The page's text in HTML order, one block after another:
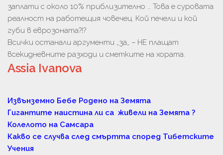
заплати с около 10% приблизително … Това е суровата
реалност на работещия човечец. Кой печели и кой
губи в еврозоната?!?
Всички останали аргументи „за„ – НЕ плащат
всекидневните разходи и сметките на хората.
Assia Ivanova
Извънземно Бебе Родено на Земята
Гигантите наистина ли са живели на Земята ?
Колелото на Самсара
Какво се случва след смъртта според Тибетските
Учения